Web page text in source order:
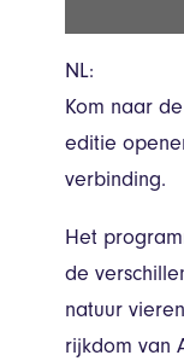
NL:
Kom naar
editie
verbinding.
Het
de
natuur
rijkdom van